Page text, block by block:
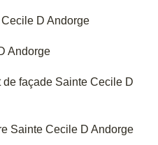
D Andorge
Andorge
de façade Sainte Cecile D
Sainte Cecile D Andorge